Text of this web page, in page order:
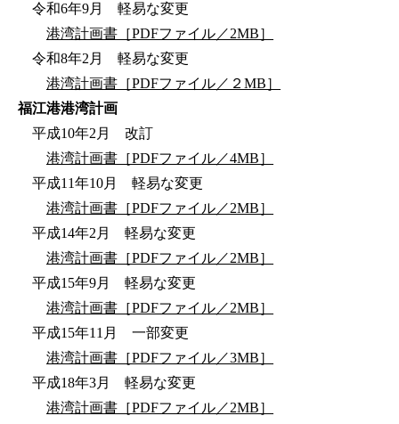
令和6年9月 軽易な変更
港湾計画書［PDFファイル／2MB］
令和8年2月 軽易な変更
港湾計画書［PDFファイル／２MB］
福江港港湾計画
平成10年2月 改訂
港湾計画書［PDFファイル／4MB］
平成11年10月 軽易な変更
港湾計画書［PDFファイル／2MB］
平成14年2月 軽易な変更
港湾計画書［PDFファイル／2MB］
平成15年9月 軽易な変更
港湾計画書［PDFファイル／2MB］
平成15年11月 一部変更
港湾計画書［PDFファイル／3MB］
平成18年3月 軽易な変更
港湾計画書［PDFファイル／2MB］